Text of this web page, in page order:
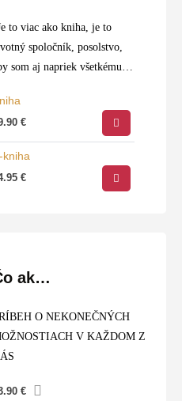
to viac ako kniha, je to
spoločník, posolstvo,
som aj napriek všetkému
€
kniha
€
ak…
O NEKONEČNÝCH
V KAŽDOM Z
€